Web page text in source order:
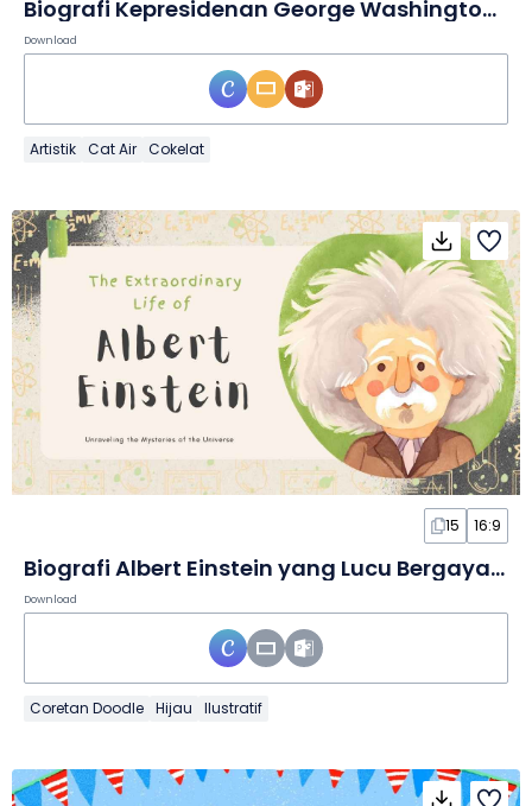
Biografi Kepresidenan George Washington yang Artistik dalam Slide
Download
Artistik Cat Air Cokelat
15 16:9
Biografi Albert Einstein yang Lucu Bergaya Cat Air dalam Slide
Download
Coretan Doodle Hijau Ilustratif